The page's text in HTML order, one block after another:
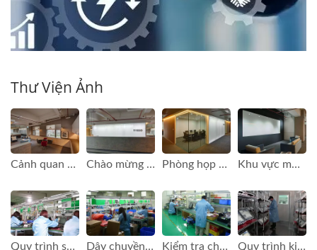
Thư Viện Ảnh
Cảnh quan văn phòng của FAMETECH (TYSSO) Chào mừng đến với FAMETECH (TYSSO) Phòng họp của FAMETECH (TYSSO) Khu vực mở của văn phòng FAMETECH (TYSSO)
Quy trình sản xuất của FAMETECH (TYSSO) Dây chuyền sản xuất của FAMETECH (TYSSO) Kiểm tra chất lượng của FAMETECH (TYSSO) Quy trình kiểm tra độ tin cậy của FAMETECH (TYSSO)